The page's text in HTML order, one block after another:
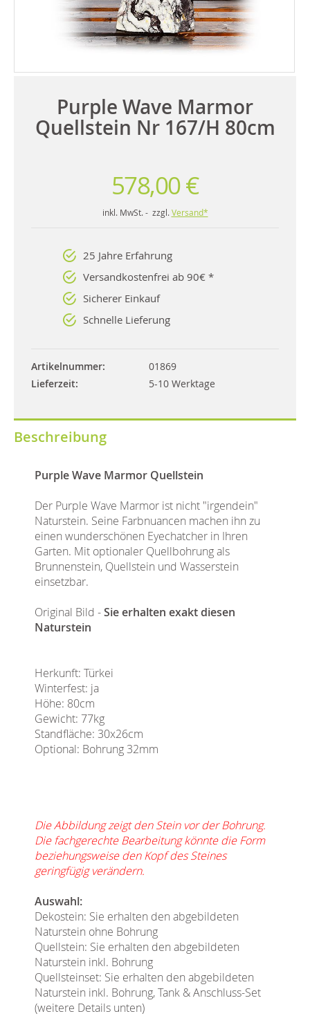
Purple Wave Marmor
Quellstein Nr 167/H 80cm
578,00 €
inkl. MwSt. - zzgl. Versand*
25 Jahre Erfahrung
Versandkostenfrei ab 90€ *
Sicherer Einkauf
Schnelle Lieferung
Artikelnummer
01869
Lieferzeit
5-10 Werktage
Beschreibung
Purple Wave Marmor Quellstein
Der Purple Wave Marmor ist nicht "irgendein"
Naturstein. Seine Farbnuancen machen ihn zu
einen wunderschönen Eyechatcher in Ihren
Garten. Mit optionaler Quellbohrung als
Brunnenstein, Quellstein und Wasserstein
einsetzbar.
Original Bild -Sie erhalten exakt diesen
Naturstein
Herkunft: Türkei
Winterfest: ja
Höhe: 80cm
Gewicht: 77kg
Standfläche: 30x26cm
Optional: Bohrung 32mm
Die Abbildung zeigt den Stein vor der Bohrung.
Die fachgerechte Bearbeitung könnte die Form
beziehungsweise den Kopf des Steines
geringfügig verändern.
Auswahl:
Dekostein: Sie erhalten den abgebildeten
Naturstein ohne Bohrung
Quellstein: Sie erhalten den abgebildeten
Naturstein inkl. Bohrung
Quellsteinset: Sie erhalten den abgebildeten
Naturstein inkl. Bohrung, Tank & Anschluss-Set
(weitere Details unten)